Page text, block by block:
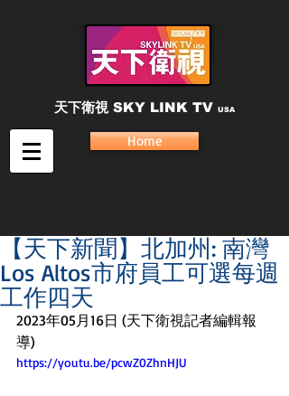
天下衛視 SKY LINK TV USA
Home
【天下新聞】北加州: 南灣
Los Altos市府員工可選每週
工作四天
2023年05月16日 (天下衛視記者編輯報
導)
https://youtu.be/pcwZ0ZhnHJU